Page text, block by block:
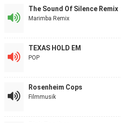
The Sound Of Silence Remix
Marimba Remix
TEXAS HOLD EM
POP
Rosenheim Cops
Filmmusik